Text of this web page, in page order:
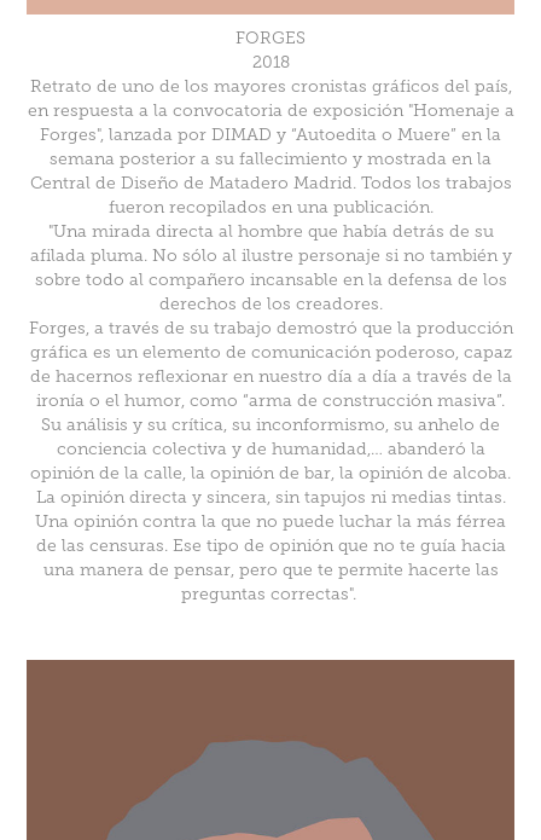
FORGES
2018
Retrato de uno de los mayores cronistas gráficos del país,
en respuesta a la convocatoria de exposición "Homenaje a
Forges", lanzada por DIMAD y “Autoedita o Muere” en la
semana posterior a su fallecimiento y mostrada en la
Central de Diseño de Matadero Madrid. Todos los trabajos
fueron recopilados en una publicación.
"Una mirada directa al hombre que había detrás de su
afilada pluma. No sólo al ilustre personaje si no también y
sobre todo al compañero incansable en la defensa de los
derechos de los creadores.
Forges, a través de su trabajo demostró que la producción
gráfica es un elemento de comunicación poderoso, capaz
de hacernos reflexionar en nuestro día a día a través de la
ironía o el humor, como “arma de construcción masiva”.
Su análisis y su crítica, su inconformismo, su anhelo de
conciencia colectiva y de humanidad,… abanderó la
opinión de la calle, la opinión de bar, la opinión de alcoba.
La opinión directa y sincera, sin tapujos ni medias tintas.
Una opinión contra la que no puede luchar la más férrea
de las censuras. Ese tipo de opinión que no te guía hacia
una manera de pensar, pero que te permite hacerte las
preguntas correctas".